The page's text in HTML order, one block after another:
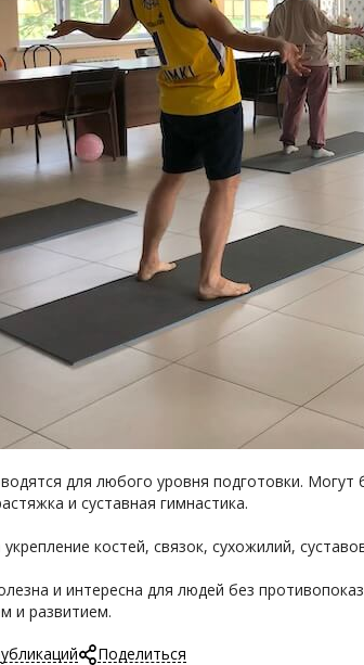
для любого уровня подготовки. Могут
и суставная гимнастика.
костей, связок, сухожилий,
и интересна для людей без
и развитием.
Поделиться